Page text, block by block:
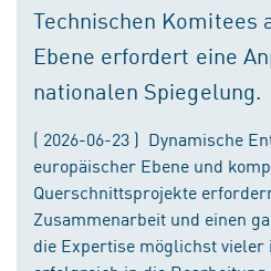
Technischen Komitees
Ebene erfordert eine
nationalen Spiegelung.
( 2026-06-23 ) Dynamische
europäischer Ebene und
Querschnittsprojekte
Zusammenarbeit und einen
die Expertise möglichst